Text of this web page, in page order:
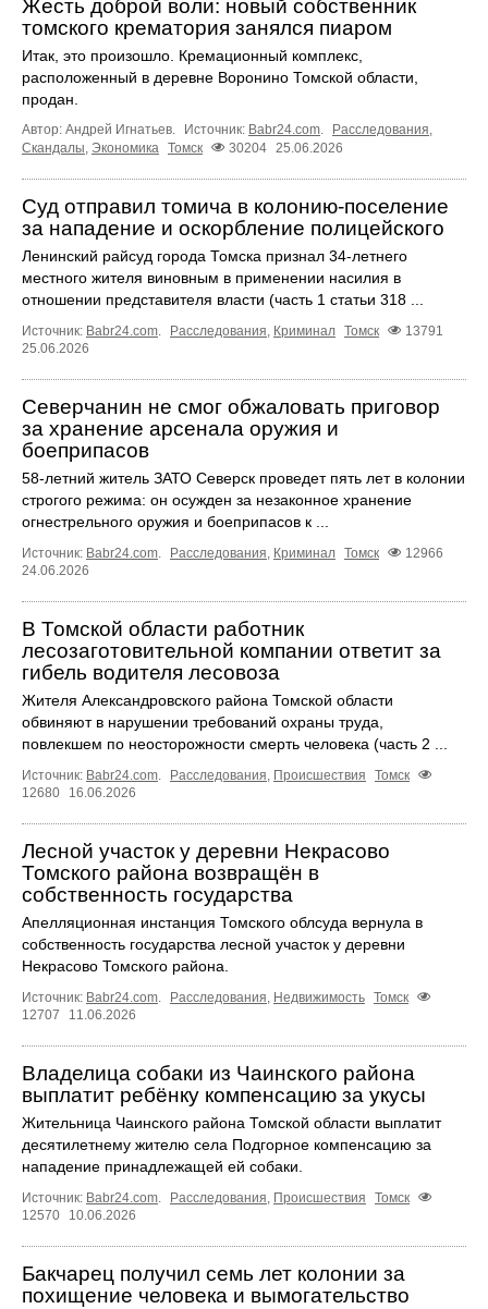
Жесть доброй воли: новый собственник
томского крематория занялся пиаром
Итак, это произошло. Кремационный комплекс,
расположенный в деревне Воронино Томской области,
продан.
Автор: Андрей Игнатьев. Источник: Babr24.com Расследования
Скандалы, Экономика Томск 30204 25.06.2026
Суд отправил томича в колонию-поселение
за нападение и оскорбление полицейского
Ленинский райсуд города Томска признал 34-летнего
местного жителя виновным в применении насилия в
отношении представителя власти (часть 1 статьи 318 ...
Источник: Babr24.com. Расследования, Криминал Томск
13791
25.06.2026
Северчанин не смог обжаловать приговор
за хранение арсенала оружия и
боеприпасов
58-летний житель ЗАТО Северск проведет пять лет в колонии
строгого режима: он осужден за незаконное хранение
огнестрельного оружия и боеприпасов к ...
Источник: Babr24.com. Расследования, Криминал Томск
12966
24.06.2026
В Томской области работник
лесозаготовительной компании ответит за
гибель водителя лесовоза
Жителя Александровского района Томской области
обвиняют в нарушении требований охраны труда,
повлекшем по неосторожности смерть человека (часть 2 ...
Источник: Babr24.com. Расследования, Происшествия
Томск
12680
16.06.2026
Лесной участок у деревни Некрасово
Томского района возвращён в
собственность государства
Апелляционная инстанция Томского облсуда вернула в
собственность государства лесной участок у деревни
Некрасово Томского района.
Источник: Babr24.com. Расследования, Недвижимость Томск
12707
11.06.2026
Владелица собаки из Чаинского района
выплатит ребёнку компенсацию за укусы
Жительница Чаинского района Томской области выплатит
десятилетнему жителю села Подгорное компенсацию за
нападение принадлежащей ей собаки.
Источник: Babr24.com. Расследования, Происшествия
Томск
12570
10.06.2026
Бакчарец получил семь лет колонии за
похищение человека и вымогательство